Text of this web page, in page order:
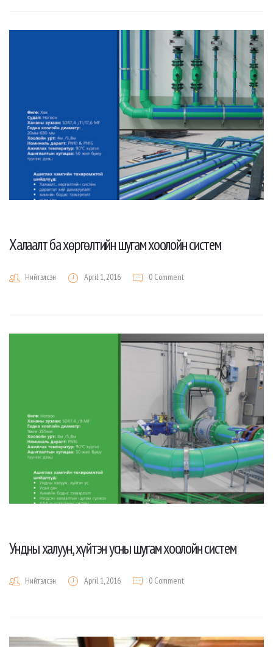
Халаалт ба хөргөлтийн шугам хоолойн систем
Нийтэлсэн April 1, 2016 0 Comment
Ундны халуун, хүйтэн усны шугам хоолойн систем
Нийтэлсэн April 1, 2016 0 Comment